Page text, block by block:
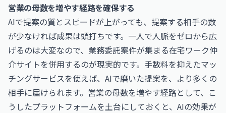
営業の母数を増やす経路を確保する
AIで提案の質とスピードが上がっても、提案する相手の数
が少なければ成果は頭打ちです。一人で人脈をゼロから広
げるのは大変なので、業務委託案件が集まる在宅ワーク仲
介サイトを併用するのが現実的です。手数料を抑えたマッ
チングサービスを使えば、AIで磨いた提案を、より多くの
相手に届けられます。営業の母数を増やす経路として、こ
うしたプラットフォームを土台にしておくと、AIの効果が